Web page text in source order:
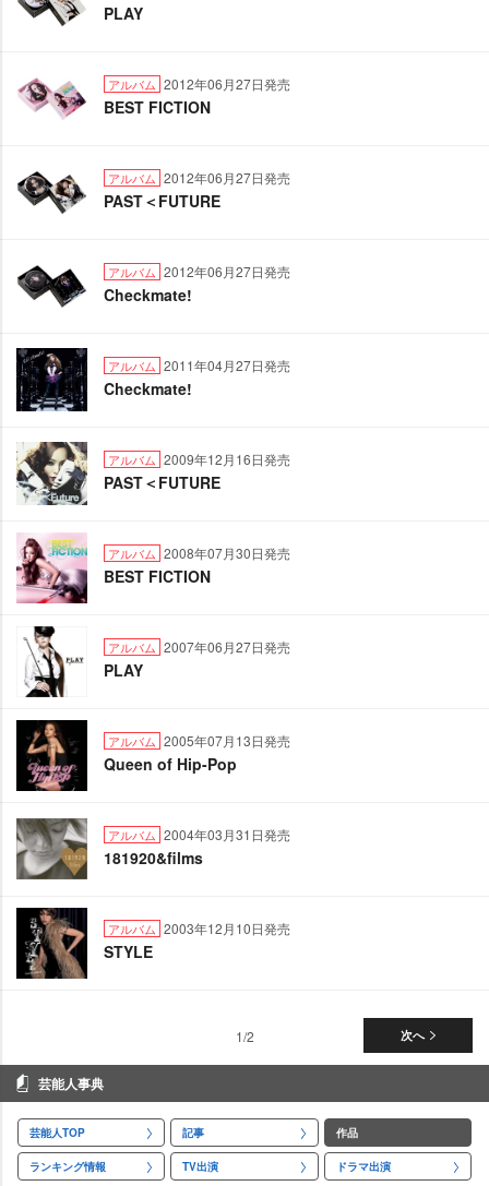
PLAY
アルバム 2012年06月27日発売
BEST FICTION
アルバム 2012年06月27日発売
PAST＜FUTURE
アルバム 2012年06月27日発売
Checkmate!
アルバム 2011年04月27日発売
Checkmate!
アルバム 2009年12月16日発売
PAST＜FUTURE
アルバム 2008年07月30日発売
BEST FICTION
アルバム 2007年06月27日発売
PLAY
アルバム 2005年07月13日発売
Queen of Hip-Pop
アルバム 2004年03月31日発売
181920&films
アルバム 2003年12月10日発売
STYLE
次へ
1/2
芸能人事典
芸能人TOP 記事 作品
ランキング情報 TV出演 ドラマ出演